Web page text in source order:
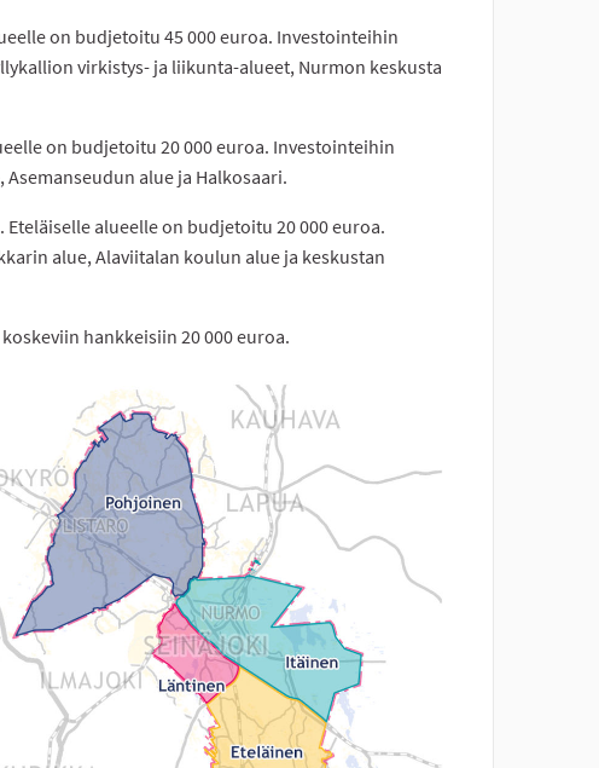
on budjetoitu 45 000 euroa. Investointeihin
virkistys- ja liikunta-alueet, Nurmon keskusta
on budjetoitu 20 000 euroa. Investointeihin
alue ja Halkosaari.
alueelle on budjetoitu 20 000 euroa.
alue, Alaviitalan koulun alue ja keskustan
hankkeisiin 20 000 euroa.